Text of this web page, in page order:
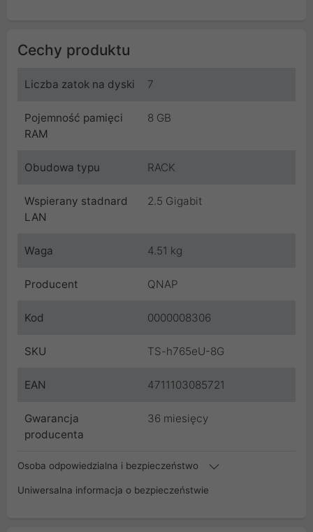
Cechy produktu
Liczba zatok na dyski 7
Pojemność pamięci
RAM
8 GB
Obudowa typu RACK
Wspierany stadnard
LAN
2.5 Gigabit
Waga 4.51 kg
Producent QNAP
Kod 0000008306
SKU TS-h765eU-8G
EAN 4711103085721
Gwarancja
producenta
36 miesięcy
Osoba odpowiedzialna i bezpieczeństwo
Uniwersalna informacja o bezpieczeństwie